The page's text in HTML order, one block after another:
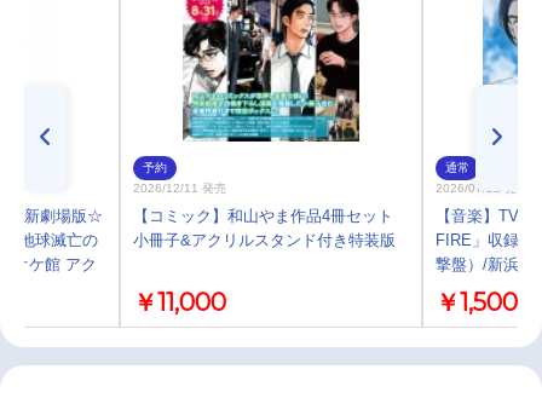
『新劇場版☆
地球滅亡の
オケ館 アク
予約
2026/12/11 発売
【コミック】和山やま作品4冊セット
小冊子&アクリルスタンド付き特装版
￥11,000
通常
2026/07/22 発売
【音楽】TV
FIRE」収録
撃盤）/新浜レ
￥1,500